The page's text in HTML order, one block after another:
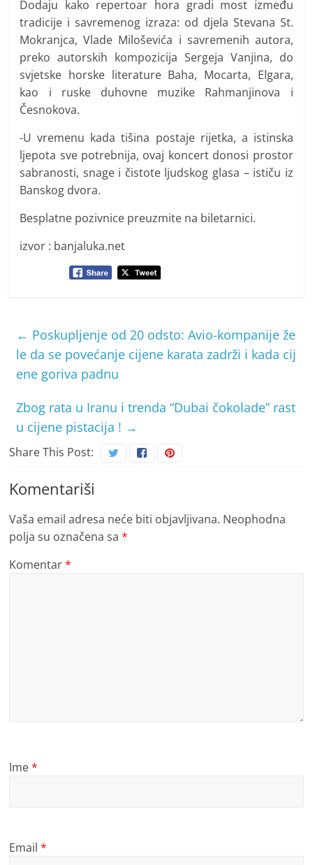
Dodaju kako repertoar hora gradi most između
tradicije i savremenog izraza: od djela Stevana St.
Mokranjca, Vlade Miloševića i savremenih autora,
preko autorskih kompozicija Sergeja Vanjina, do
svjetske horske literature Baha, Mocarta, Elgara,
kao i ruske duhovne muzike Rahmanjinova i
Česnokova.
-U vremenu kada tišina postaje rijetka, a istinska
ljepota sve potrebnija, ovaj koncert donosi prostor
sabranosti, snage i čistote ljudskog glasa – ističu iz
Banskog dvora.
Besplatne pozivnice preuzmite na biletarnici.
izvor : banjaluka.net
← Poskupljenje od 20 odsto: Avio-kompanije že
le da se povećanje cijene karata zadrži i kada cij
ene goriva padnu
Zbog rata u Iranu i trenda “Dubai čokolade” rast
u cijene pistacija ! →
Share This Post:
Komentariši
Vaša email adresa neće biti objavljivana. Neophodna
polja su označena sa*
Komentar*
Ime*
Email*